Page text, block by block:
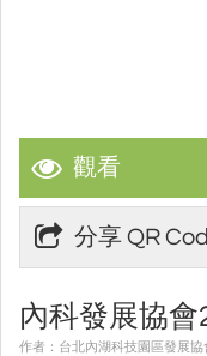
觀看
分享 QR
內科發展協
作者：台北內湖科技園區發展